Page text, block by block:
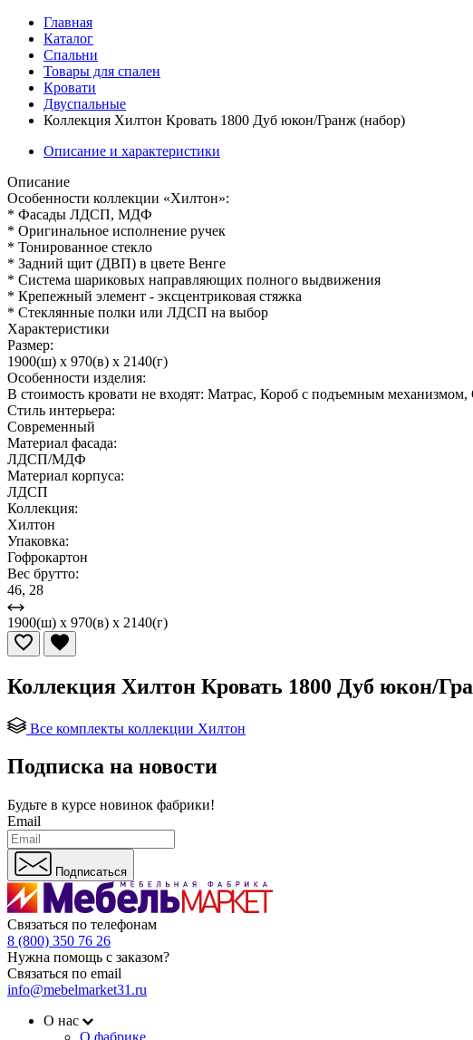
Главная
Каталог
Спальни
Товары для спален
Кровати
Двуспальные
Коллекция Хилтон Кровать 1800 Дуб юкон/Гранж (набор)
Описание и характеристики
Описание
Особенности коллекции «Хилтон»:
* Фасады ЛДСП, МДФ
* Оригинальное исполнение ручек
* Тонированное стекло
* Задний щит (ДВП) в цвете Венге
* Система шариковых направляющих полного выдвижения
* Крепежный элемент - эксцентриковая стяжка
* Стеклянные полки или ЛДСП на выбор
Характеристики
Размер:
1900(ш) x 970(в) x 2140(г)
Особенности изделия:
В стоимость кровати не входят: Матрас, Короб с подъемным
Стиль интерьера:
Современный
Материал фасада:
ЛДСП/МДФ
Материал корпуса:
ЛДСП
Коллекция:
Хилтон
Упаковка:
Гофрокартон
Вес брутто:
46, 28
1900(ш) x 970(в) x 2140(г)
Коллекция Хилтон Кровать 1800 Дуб юкон/
Все комплекты коллекции Хилтон
Подписка на новости
Будьте в курсе новинок фабрики!
Email
Подписаться
Связаться по телефонам
8 (800) 350 76 26
Нужна помощь с заказом?
Связаться по email
info@mebelmarket31.ru
О нас